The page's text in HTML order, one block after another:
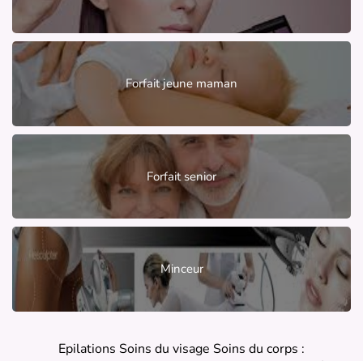
Forfait jeune maman
Forfait senior
Minceur
Epilations Soins du visage Soins du corps :